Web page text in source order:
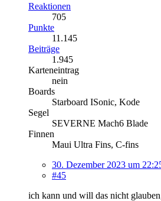
Reaktionen
705
Punkte
11.145
Beiträge
1.945
Karteneintrag
nein
Boards
Starboard ISonic, Kode
Segel
SEVERNE Mach6 Blade
Finnen
Maui Ultra Fins, C-fins
30. Dezember 2023 um
#45
ich kann und will das nicht